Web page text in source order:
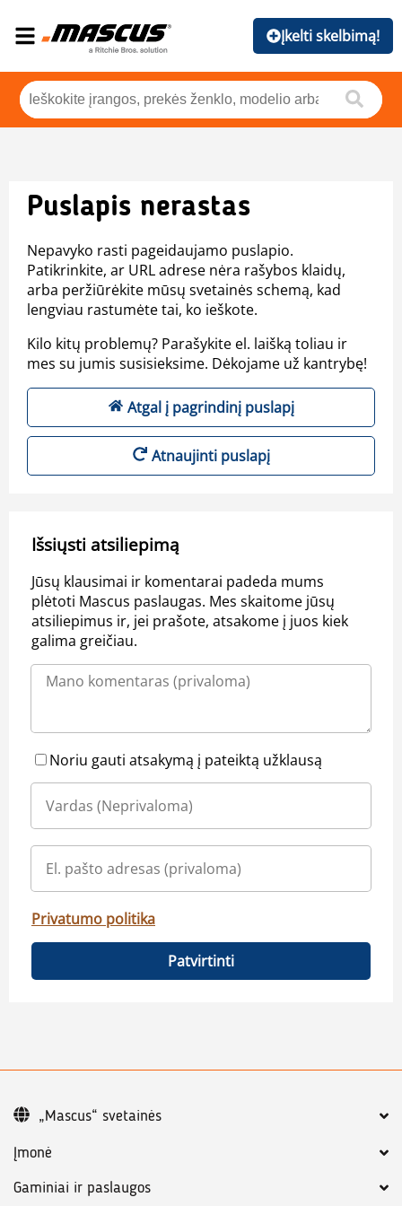
Įkelti skelbimą!
Puslapis nerastas
Nepavyko rasti pageidaujamo puslapio.
Patikrinkite, ar URL adrese nėra rašybos klaidų,
arba peržiūrėkite mūsų svetainės schemą, kad
lengviau rastumėte tai, ko ieškote.
Kilo kitų problemų? Parašykite el. laišką toliau ir
mes su jumis susisieksime. Dėkojame už kantrybę!
Atgal į pagrindinį puslapį
Atnaujinti puslapį
Išsiųsti atsiliepimą
Jūsų klausimai ir komentarai padeda mums
plėtoti Mascus paslaugas. Mes skaitome jūsų
atsiliepimus ir, jei prašote, atsakome į juos kiek
galima greičiau.
Noriu gauti atsakymą į pateiktą užklausą
Privatumo politika
Patvirtinti
Įmonė
Gaminiai ir paslaugos
„Mascus“ svetainės